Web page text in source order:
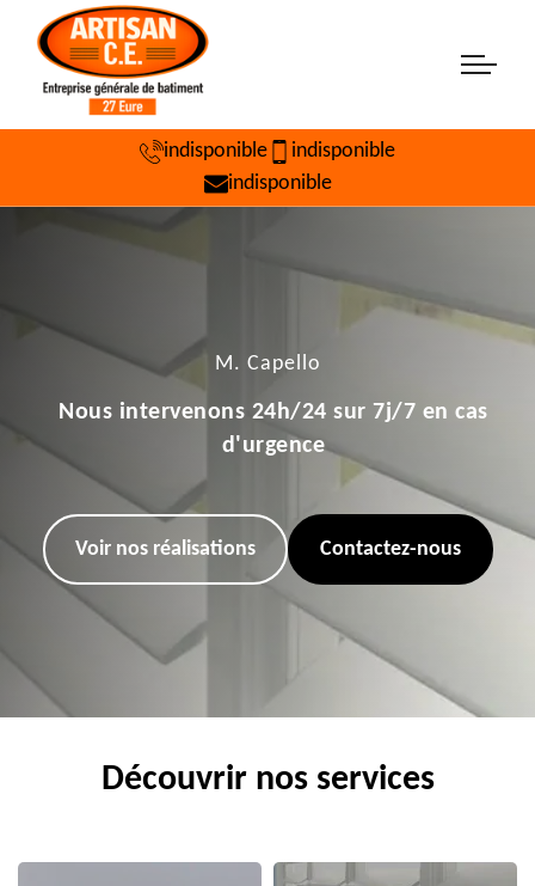
indisponible
indisponible
indisponible
M. Capello
Nous intervenons 24h/24 sur 7j/7 en cas
d'urgence
Voir nos réalisations Contactez-nous
Découvrir nos services